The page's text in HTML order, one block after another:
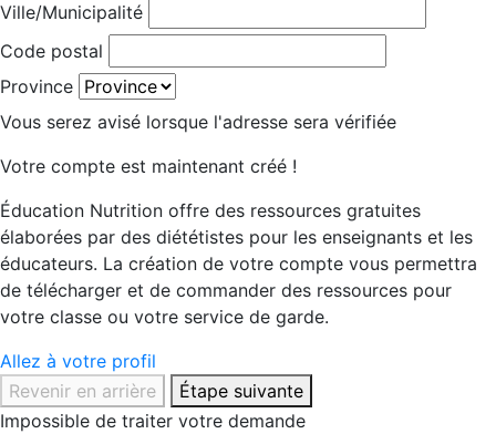
Ville/Municipalité
Code postal
Province
Vous serez avisé lorsque l'adresse sera vérifiée
Votre compte est maintenant créé !
Éducation Nutrition offre des ressources gratuites
élaborées par des diététistes pour les enseignants et les
éducateurs. La création de votre compte vous permettra
de télécharger et de commander des ressources pour
votre classe ou votre service de garde.
Allez à votre profil
Revenir en arrière
Étape suivante
Impossible de traiter votre demande